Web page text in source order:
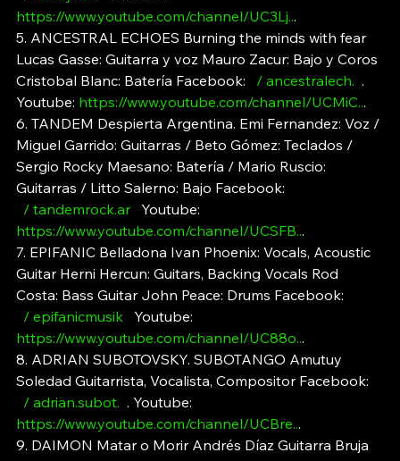
https://www.youtube.com/channel/UC3Lj...
5. ANCESTRAL ECHOES Burning the minds with fear
Lucas Gasse: Guitarra y voz Mauro Zacur: Bajo y Coros
Cristobal Blanc: Batería Facebook:
/ ancestralech. .
Youtube: https://www.youtube.com/channel/UCMiC...
6. TANDEM Despierta Argentina. Emi Fernandez: Voz /
Miguel Garrido: Guitarras / Beto Gómez: Teclados /
Sergio Rocky Maesano: Batería / Mario Ruscio:
Guitarras / Litto Salerno: Bajo Facebook:
/ tandemrock.ar
Youtube:
https://www.youtube.com/channel/UCSFB...
7. EPIFANIC Belladona Ivan Phoenix: Vocals, Acoustic
Guitar Herni Hercun: Guitars, Backing Vocals Rod
Costa: Bass Guitar John Peace: Drums Facebook:
/ epifanicmusik
Youtube:
https://www.youtube.com/channel/UC88o...
8. ADRIAN SUBOTOVSKY. SUBOTANGO Amutuy
Soledad Guitarrista, Vocalista, Compositor Facebook:
/ adrian.subot. . Youtube:
https://www.youtube.com/channel/UCBre...
9. DAIMON Matar o Morir Andrés Díaz Guitarra Bruja